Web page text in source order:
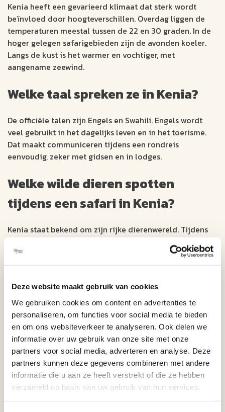
Deze website maakt gebruik van cookies
We gebruiken cookies om content en advertenties te
personaliseren, om functies voor social media te bieden
en om ons websiteverkeer te analyseren. Ook delen we
informatie over uw gebruik van onze site met onze
partners voor social media, adverteren en analyse. Deze
partners kunnen deze gegevens combineren met andere
informatie die u aan ze heeft verstrekt of die ze hebben
verzameld op basis van uw gebruik van hun services.
Kenia heeft een gevarieerd klimaat dat sterk wordt
beïnvloed door hoogteverschillen. Overdag liggen de
temperaturen meestal tussen de 22 en 30 graden. In de
hoger gelegen safarigebieden zijn de avonden koeler.
Langs de kust is het warmer en vochtiger, met
aangename zeewind.
Welke taal spreken ze in Kenia?
De officiële talen zijn Engels en Swahili. Engels wordt
veel gebruikt in het dagelijks leven en in het toerisme.
Dat maakt communiceren tijdens een rondreis
eenvoudig, zeker met gidsen en in lodges.
Welke wilde dieren spotten
tijdens een safari in Kenia?
Kenia staat bekend om zijn rijke dierenwereld. Tijdens
een safari ziet u vaak olifanten, leeuwen, giraffen,
zebra’s en buffels. In parken zoals de Masai Mara leeft
ook een grote populatie cheeta’s en luipaarden. Tijdens
de Mara-rivier oversteken.
Wat is er te doen en te zien in
Kenia?
Naast safari’s biedt Kenia veel afwisseling. Denk aan
ontmoetingen met de Masai, wandelingen in de groene
hooglanden, boottochten op meren vol flamingo’s en
ontspannen dagen aan de stranden bij Mombasa of